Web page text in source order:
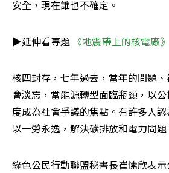
安全，現在誰也不確定。
▶延伸看專題 《地震帶上的核電廠》
核四封存，七年過去，當年的問題
會淡忘，當能源轉型面臨瓶頸，以
度成為社會爭議的焦點。有許多人
以一勞永逸，解決碳排放和電力問題
綠色公民行動聯盟秘書長崔愫欣表